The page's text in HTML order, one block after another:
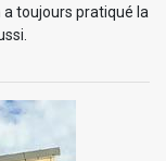
toujours pratiqué la